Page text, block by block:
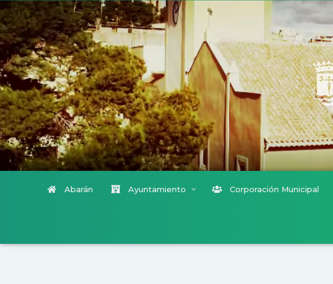
Abarán Ayuntamiento Corporación Municipal